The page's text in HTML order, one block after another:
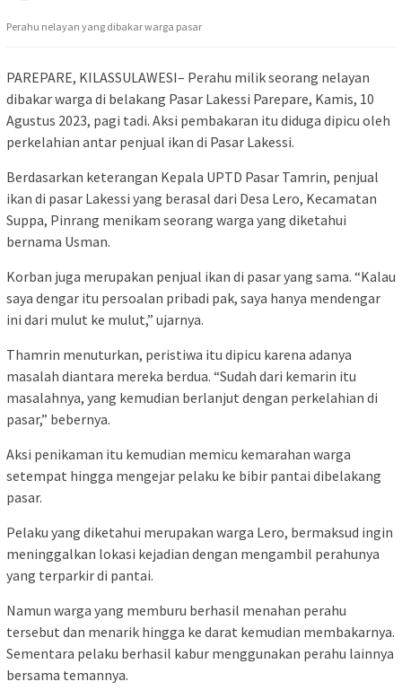
Perahu nelayan yang dibakar warga pasar
PAREPARE, KILASSULAWESI– Perahu milik seorang nelayan
dibakar warga di belakang Pasar Lakessi Parepare, Kamis, 10
Agustus 2023, pagi tadi. Aksi pembakaran itu diduga dipicu oleh
perkelahian antar penjual ikan di Pasar Lakessi.
Berdasarkan keterangan Kepala UPTD Pasar Tamrin, penjual
ikan di pasar Lakessi yang berasal dari Desa Lero, Kecamatan
Suppa, Pinrang menikam seorang warga yang diketahui
bernama Usman.
Korban juga merupakan penjual ikan di pasar yang sama. “Kalau
saya dengar itu persoalan pribadi pak, saya hanya mendengar
ini dari mulut ke mulut,” ujarnya.
Thamrin menuturkan, peristiwa itu dipicu karena adanya
masalah diantara mereka berdua. “Sudah dari kemarin itu
masalahnya, yang kemudian berlanjut dengan perkelahian di
pasar,” bebernya.
Aksi penikaman itu kemudian memicu kemarahan warga
setempat hingga mengejar pelaku ke bibir pantai dibelakang
pasar.
Pelaku yang diketahui merupakan warga Lero, bermaksud ingin
meninggalkan lokasi kejadian dengan mengambil perahunya
yang terparkir di pantai.
Namun warga yang memburu berhasil menahan perahu
tersebut dan menarik hingga ke darat kemudian membakarnya.
Sementara pelaku berhasil kabur menggunakan perahu lainnya
bersama temannya.